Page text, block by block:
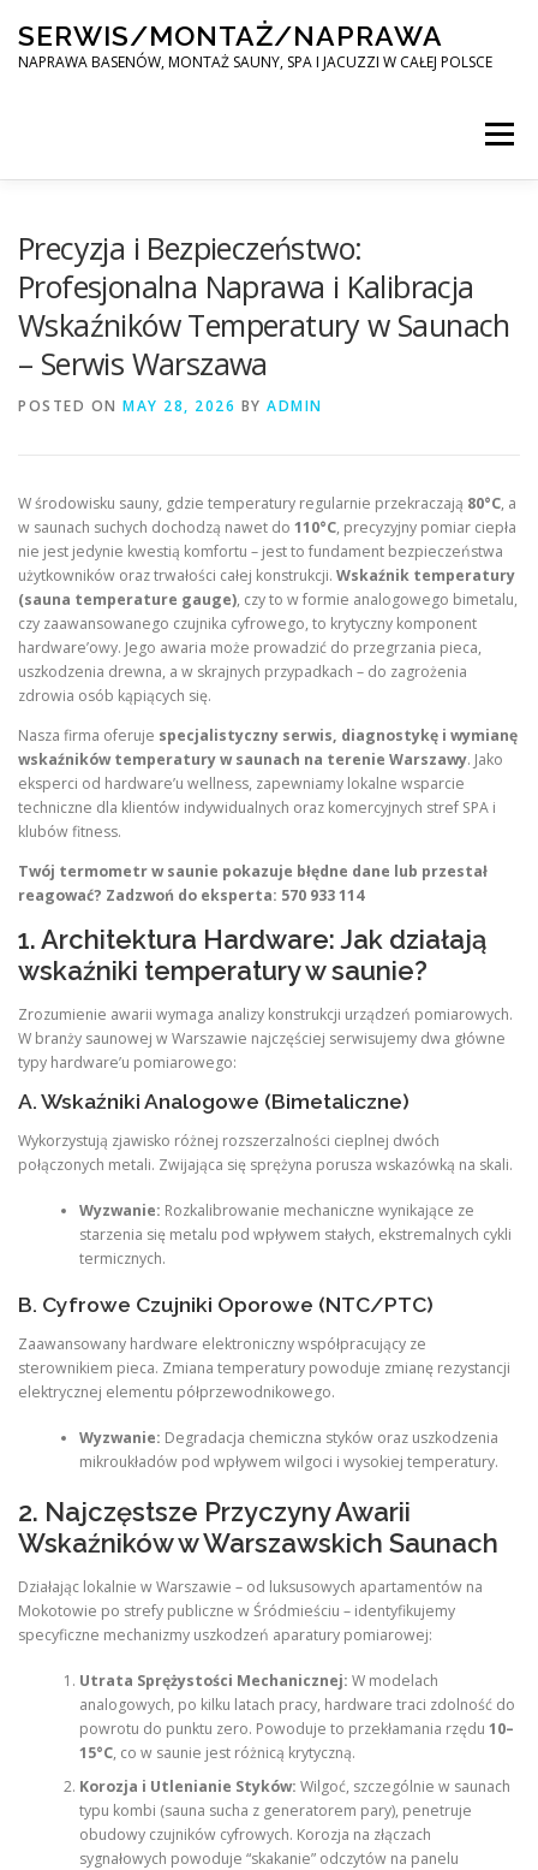
content
SERWIS/MONTAŻ/NAPRAWA
NAPRAWA BASENÓW, MONTAŻ SAUNY, SPA I JACUZZI W CAŁEJ POLSCE
Menu
MONTAŻ SAUNY, SPA, JACUZI W CAŁEJ POLSCE
KONTAKT
Precyzja i Bezpieczeństwo:
Profesjonalna Naprawa i Kalibracja
Wskaźników Temperatury w Saunach
– Serwis Warszawa
POSTED ON MAY 28, 2026 BY ADMIN
W środowisku sauny, gdzie temperatury regularnie przekraczają 80°C, a
w saunach suchych dochodzą nawet do 110°C, precyzyjny pomiar ciepła
nie jest jedynie kwestią komfortu – jest to fundament bezpieczeństwa
użytkowników oraz trwałości całej konstrukcji. Wskaźnik temperatury
(sauna temperature gauge), czy to w formie analogowego bimetalu,
czy zaawansowanego czujnika cyfrowego, to krytyczny komponent
hardware’owy. Jego awaria może prowadzić do przegrzania pieca,
uszkodzenia drewna, a w skrajnych przypadkach – do zagrożenia
zdrowia osób kąpiących się.
Nasza firma oferuje specjalistyczny serwis, diagnostykę i wymianę
wskaźników temperatury w saunach na terenie Warszawy. Jako
eksperci od hardware’u wellness, zapewniamy lokalne wsparcie
techniczne dla klientów indywidualnych oraz komercyjnych stref SPA i
klubów fitness.
Twój termometr w saunie pokazuje błędne dane lub przestał
reagować? Zadzwoń do eksperta: 570 933 114
1. Architektura Hardware: Jak działają
wskaźniki temperatury w saunie?
Zrozumienie awarii wymaga analizy konstrukcji urządzeń pomiarowych.
W branży saunowej w Warszawie najczęściej serwisujemy dwa główne
typy hardware’u pomiarowego:
A. Wskaźniki Analogowe (Bimetaliczne)
Wykorzystują zjawisko różnej rozszerzalności cieplnej dwóch
połączonych metali. Zwijająca się sprężyna porusza wskazówką na skali.
Wyzwanie: Rozkalibrowanie mechaniczne wynikające ze
starzenia się metalu pod wpływem stałych, ekstremalnych cykli
termicznych.
B. Cyfrowe Czujniki Oporowe (NTC/PTC)
Zaawansowany hardware elektroniczny współpracujący ze
sterownikiem pieca. Zmiana temperatury powoduje zmianę rezystancji
elektrycznej elementu półprzewodnikowego.
Wyzwanie: Degradacja chemiczna styków oraz uszkodzenia
mikroukładów pod wpływem wilgoci i wysokiej temperatury.
2. Najczęstsze Przyczyny Awarii
Wskaźników w Warszawskich Saunach
Działając lokalnie w Warszawie – od luksusowych apartamentów na
Mokotowie po strefy publiczne w Śródmieściu – identyfikujemy
specyficzne mechanizmy uszkodzeń aparatury pomiarowej:
Utrata Sprężystości Mechanicznej: W modelach
analogowych, po kilku latach pracy, hardware traci zdolność do
powrotu do punktu zero. Powoduje to przekłamania rzędu 10–
15°C, co w saunie jest różnicą krytyczną.
Korozja i Utlenianie Styków: Wilgoć, szczególnie w saunach
typu kombi (sauna sucha z generatorem pary), penetruje
obudowy czujników cyfrowych. Korozja na złączach
sygnałowych powoduje “skakanie” odczytów na panelu